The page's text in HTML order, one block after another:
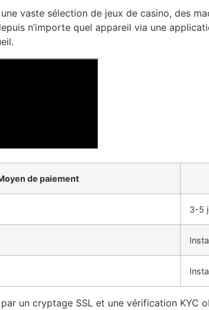
vaste sélection de jeux de casino, des
n’importe quel appareil via une
de paiement
3-5
un cryptage SSL et une vérification